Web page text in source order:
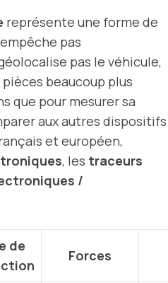
représente une forme de
pas
pas le véhicule,
beaucoup plus
que pour mesurer sa
aux autres dispositifs
et européen,
, les traceurs
/
de
Forces